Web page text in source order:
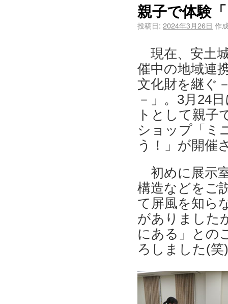
親子で体験
投稿日: 2024年3月26日 作
現在、安土
催中の地域連
文化財を継ぐ
－」。3月24
トとして親子
ショップ「ミ
う！」が開催
初めに展示
構造などをご
て屏風を知ら
がありました
にある」との
ろしました(